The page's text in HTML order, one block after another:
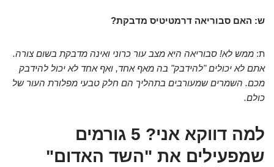
ש: האם סבוריאה דרמטיטיס מדבקת?
ת: ממש לא! סבוריאה היא מצב עור כרוני ואינה מדבקת בשום צורה.
אתם לא יכולים "להידבק" בה מאף אחד, ואף אחד לא יכול להידבק
מכם. השמרים שמעורבים בתהליך הם חלק טבעי מפלורת העור של
כולם.
למה דווקא אני? 5 גורמים
שמפעילים את "השד האדום"